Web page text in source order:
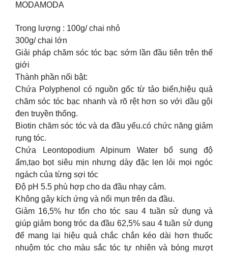
MODAMODA
Trong lượng : 100g/ chai nhỏ
300g/ chai lớn
Giải pháp chăm sóc tóc bạc sớm lần đầu tiên trên thế
giới
Thành phần nổi bật:
Chứa Polyphenol có nguồn gốc từ tảo biển,hiệu quả
chăm sóc tóc bạc nhanh và rõ rệt hơn so với dầu gội
đen truyền thống.
Biotin chăm sóc tóc và da đầu yếu.có chức năng giảm
rụng tóc.
Chứa Leontopodium Alpinum Water bổ sung độ
ẩm,tạo bọt siêu mịn nhưng dày đặc len lỏi mọi ngóc
ngách của từng sợi tóc
Độ pH 5.5 phù hợp cho da đầu nhạy cảm.
Không gây kích ứng và nổi mụn trên da đầu.
Giảm 16,5% hư tổn cho tóc sau 4 tuần sử dụng và
giúp giảm bong tróc da đầu 62,5% sau 4 tuần sử dụng
để mang lại hiệu quả chắc chắn kéo dài hơn thuốc
nhuộm tóc cho màu sắc tóc tự nhiên và bóng mượt